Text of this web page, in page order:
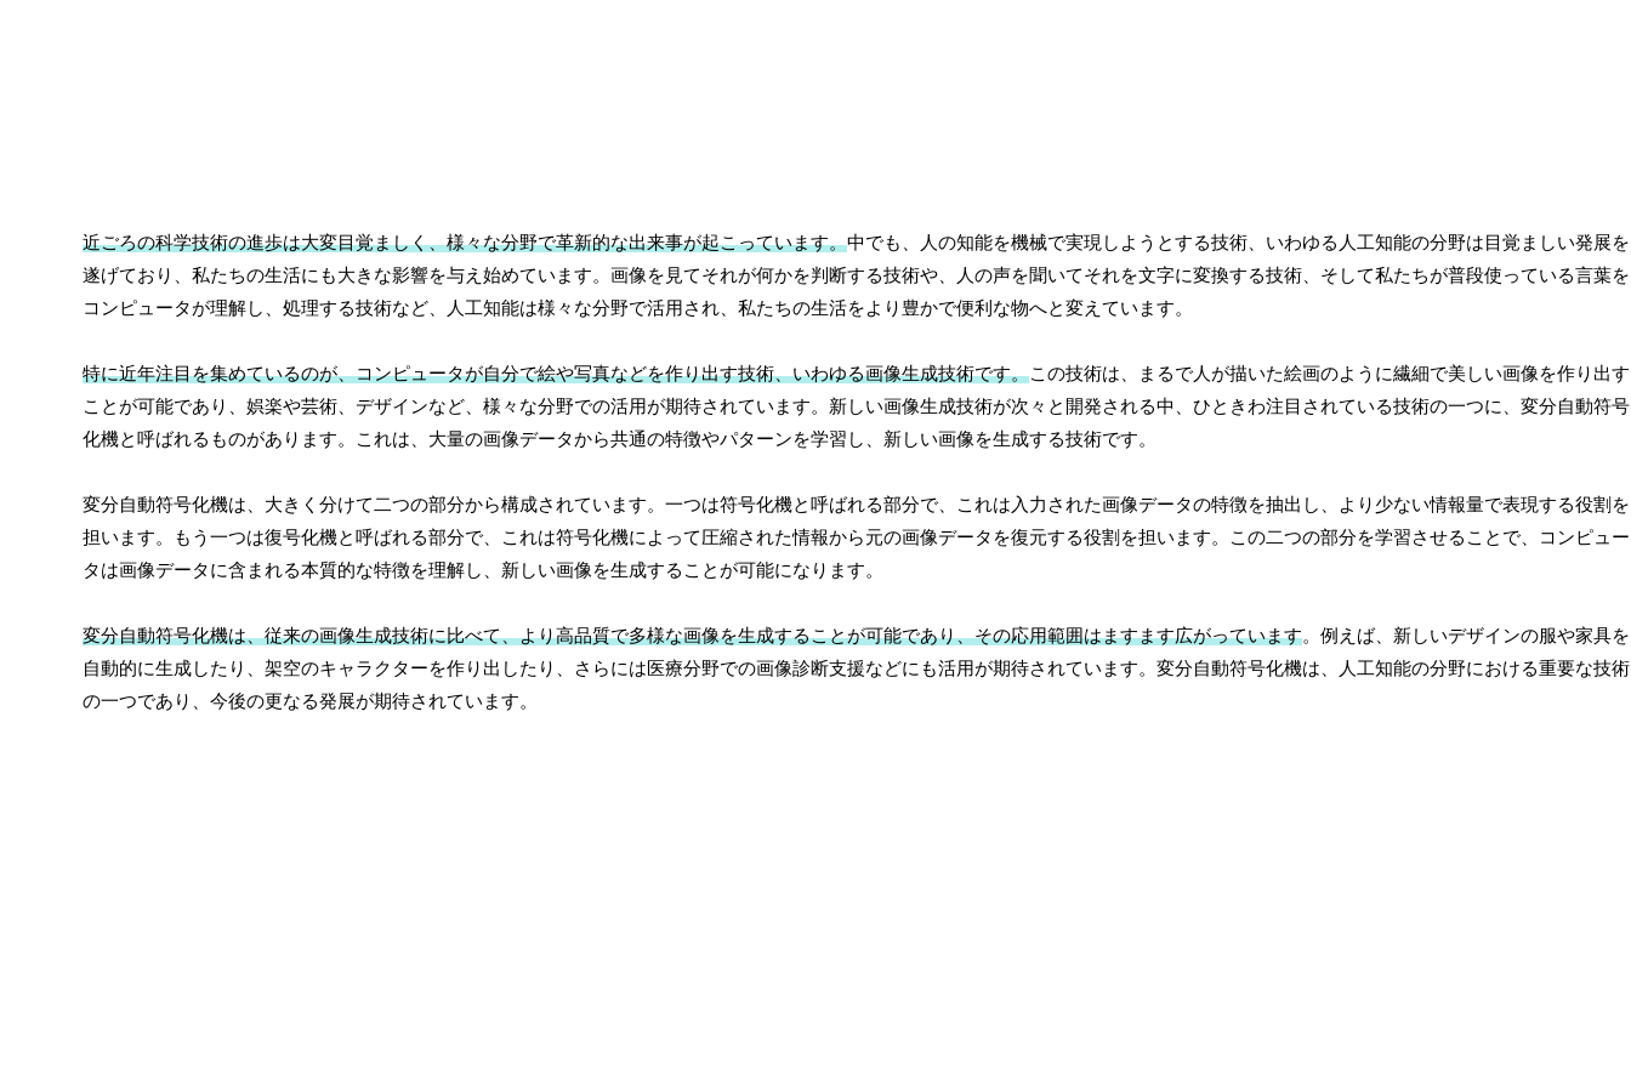
近ごろの科学技術の進歩は大変目覚ましく、様々な分野で革新的な出来事が起こっています。中でも、人の知能を機械で実現しようとする技術、いわゆる人工知能の分野は目覚ましい発展を
遂げており、私たちの生活にも大きな影響を与え始めています。画像を見てそれが何かを判断する技術や、人の声を聞いてそれを文字に変換する技術、そして私たちが普段使っている言葉を
コンピュータが理解し、処理する技術など、人工知能は様々な分野で活用され、私たちの生活をより豊かで便利な物へと変えています。
特に近年注目を集めているのが、コンピュータが自分で絵や写真などを作り出す技術、いわゆる画像生成技術です。この技術は、まるで人が描いた絵画のように繊細で美しい画像を作り出す
ことが可能であり、娯楽や芸術、デザインなど、様々な分野での活用が期待されています。新しい画像生成技術が次々と開発される中、ひときわ注目されている技術の一つに、変分自動符号
化機と呼ばれるものがあります。これは、大量の画像データから共通の特徴やパターンを学習し、新しい画像を生成する技術です。
変分自動符号化機は、大きく分けて二つの部分から構成されています。一つは符号化機と呼ばれる部分で、これは入力された画像データの特徴を抽出し、より少ない情報量で表現する役割を
担います。もう一つは復号化機と呼ばれる部分で、これは符号化機によって圧縮された情報から元の画像データを復元する役割を担います。この二つの部分を学習させることで、コンピュー
タは画像データに含まれる本質的な特徴を理解し、新しい画像を生成することが可能になります。
変分自動符号化機は、従来の画像生成技術に比べて、より高品質で多様な画像を生成することが可能であり、その応用範囲はますます広がっています。例えば、新しいデザインの服や家具を
自動的に生成したり、架空のキャラクターを作り出したり、さらには医療分野での画像診断支援などにも活用が期待されています。変分自動符号化機は、人工知能の分野における重要な技術
の一つであり、今後の更なる発展が期待されています。